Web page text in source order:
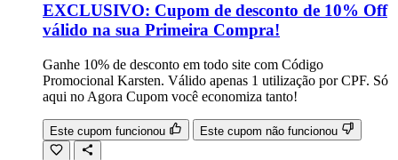
EXCLUSIVO: Cupom de desconto de 10% Off
válido na sua Primeira Compra!
Ganhe 10% de desconto em todo site com Código
Promocional Karsten. Válido apenas 1 utilização por CPF. Só
aqui no Agora Cupom você economiza tanto!
Este cupom funcionou Este cupom não funcionou